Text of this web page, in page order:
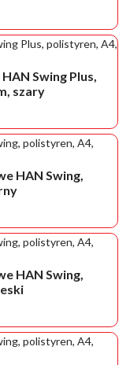
Swing Plus,
szary
HAN Swing,
HAN Swing,